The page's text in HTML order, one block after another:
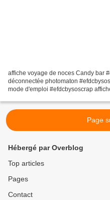
affiche voyage de noces Candy bar
déconnectée photomaton
mode d'emploi #efdcbysoscrap
Page
Hébergé par Overblog
Top articles
Pages
Contact